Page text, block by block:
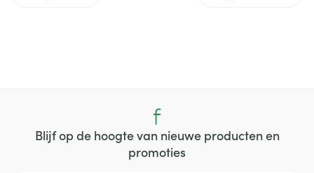
Blijf op de hoogte van nieuwe producten en
promoties